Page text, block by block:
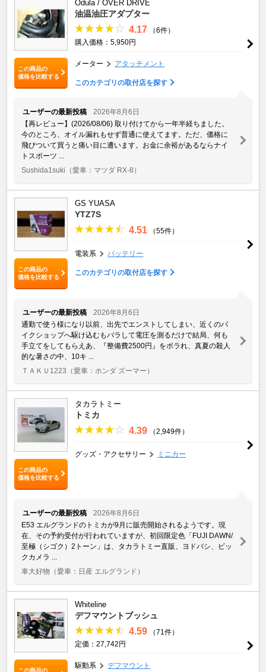
この商品の
価格を比較する
Odula / OVER DRIVE
油温油圧アダプター
4.17
（6件）
購入価格：5,950円
メーター アタッチメント
このカテゴリの取付店を探す
ユーザーの最新投稿
2026年8月6日
【再レビュー】(2026/08/06) 取り付けてから一年半経ちました。
今のところ、オイル漏れもせず普通に使えてます。ただ、価格に
飛びついて買うと痛い目に遭います。お金に余裕があるならナイ
トスポーツ ...
Sushida1suki （愛車：マツダ RX-8）
この商品の
価格を比較する
GS YUASA
YTZ7S
4.51 （55件）
電装系 バッテリー
このカテゴリの取付店を探す
ユーザーの最新投稿
2026年8月6日
通勤で使う様になり以前、出先でエンストしてしまい、近くのバ
イクショップへ駆け込むもバラして電圧を測るだけで結局、何も
手立てをしてもらえあ、『整備費2500円』をボラれ、真夏の殺人
的な暑さの中、10キ ...
ＴＡＫＵ1223 （愛車：ホンダ ズーマー）
この商品の
価格を比較する
タカラトミー
トミカ
4.39 （2,949件）
グッズ・アクセサリー ミニカー
ユーザーの最新投稿
2026年8月6日
E53 エルグランドのトミカが9月に販売開始されるようです。現
在、その予約受付が行われていますが、初回限定色「FUJI DAWN/
至極（シゴク）2トーン」は、タカラトミー直販、ヨドバシ、ビッ
クカメラ ...
車大好物 （愛車：日産 エルグランド）
この商品の
Whiteline
デフマウントブッシュ
4.59
（71件）
定価：27,742円
駆動系 デフマウント